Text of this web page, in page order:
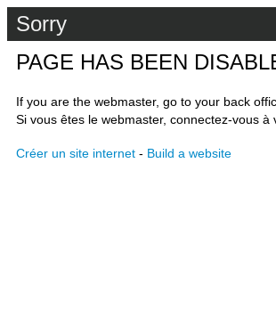
Sorry
PAGE HAS BEEN
If you are the webmaster, go to your back
Si vous êtes le webmaster, connectez-vous
Créer un site internet - Build a website